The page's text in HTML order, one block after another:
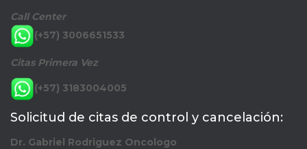
Call Center
(+57) 3006651533
Citas Primera Vez
(+57) 3183004005
Solicitud de citas de control y cancelación:
Dr. Gabriel Rodriguez Oncologo